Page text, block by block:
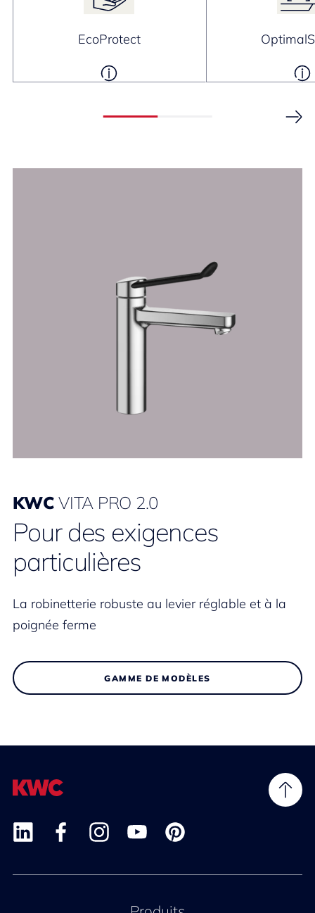
EcoProtect
KWCVITA PRO 2.0
Pour des exigences
particulières
La robinetterie robuste au levier réglable et à la
poignée ferme
GAMME DE MODÈLES